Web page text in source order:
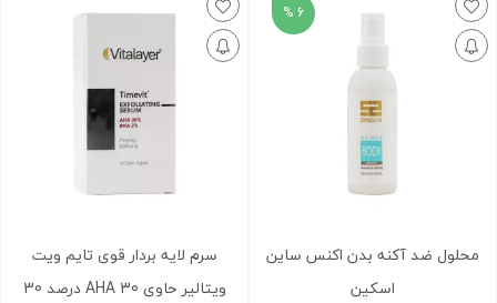
6 %
محلول ضد آکنه بدن اکنس ساین
اسکین
سرم لایه بردار قوی تایم ویت
ویتالیر حاوی AHA 30 درصد 30